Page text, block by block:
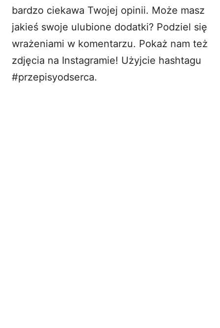
bardzo ciekawa Twojej opinii. Może masz
jakieś swoje ulubione dodatki? Podziel się
wrażeniami w komentarzu. Pokaż nam też
zdjęcia na Instagramie! Użyjcie hashtagu
#przepisyodserca.